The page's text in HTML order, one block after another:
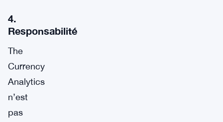
4.
Responsabilité
The
Currency
Analytics
n’est
pas